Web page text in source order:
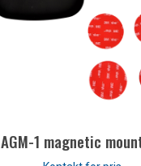
AGM-1 magnetic